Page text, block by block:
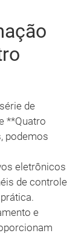
de
**Quatro
podemos
eletrônicos
de controle
e